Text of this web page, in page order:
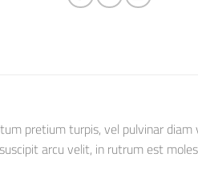
pretium turpis, vel pulvinar
arcu velit, in rutrum est